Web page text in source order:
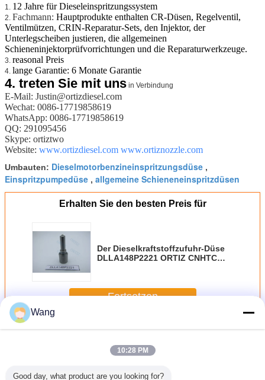
1. 12 Jahre für Dieseleinspritzungssystem
2. Fachmann: Hauptprodukte enthalten CR-Düsen, Regelventil,
Ventilmützen, CRIN-Reparatur-Sets, den Injektor, der
Unterlegscheiben justieren, die allgemeinen
Schieneninjektorprüfvorrichtungen und die Reparaturwerkzeuge.
3. reasonal Preis
4. lange Garantie: 6 Monate Garantie
4. treten Sie mit uns in Verbindung
E-Mail: Justin@ortizdiesel.com
Wechat: 0086-17719858619
WhatsApp: 0086-17719858619
QQ: 291095456
Skype: ortiztwo
Website: www.ortizdiesel.com www.ortiznozzle.com
Umbauten: Dieselmotorbenzineinspritzungsdüse ,
Einspritzpumpedüse , allgemeine Schieneneinspritzdüsen
Erhalten Sie den besten Preis für
Der Dieselkraftstoffzufuhr-Düse
DLLA148P2221 ORTIZ CNHTC
433 172 221
Fortsetzen
MehrBosch-Einspritzdüse
Wang
10:28 PM
Good day, what product are you looking for?